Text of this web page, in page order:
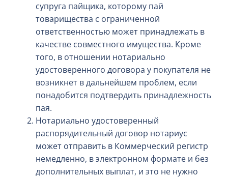
супруга пайщика, которому пай
товарищества с ограниченной
ответственностью может принадлежать в
качестве совместного имущества. Кроме
того, в отношении нотариально
удостоверенного договора у покупателя не
возникнет в дальнейшем проблем, если
понадобится подтвердить принадлежность
пая.
Нотариально удостоверенный
распорядительный договор нотариус
может отправить в Коммерческий регистр
немедленно, в электронном формате и без
дополнительных выплат, и это не нужно